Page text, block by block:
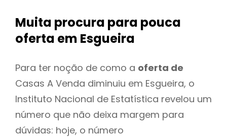
Muita procura para pouca
oferta em Esgueira
Para ter noção de como a oferta de
Casas A Venda diminuiu em Esgueira, o
Instituto Nacional de Estatística revelou um
número que não deixa margem para
dúvidas: hoje, o número